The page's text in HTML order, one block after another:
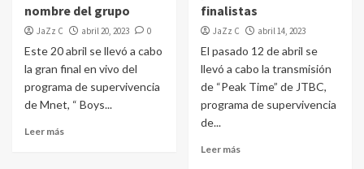
nombre del grupo
JaZz C abril 20, 2023 0
Este 20 abril se llevó a cabo
la gran final en vivo del
programa de supervivencia
de Mnet, “ Boys...
Leer más
finalistas
JaZz C abril 14, 2023
El pasado 12 de abril se
llevó a cabo la transmisión
de “Peak Time” de JTBC,
programa de supervivencia
de...
Leer más